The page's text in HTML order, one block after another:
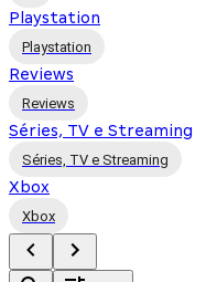
Playstation
Playstation
Reviews
Reviews
Séries, TV e Streaming
Séries, TV e Streaming
Xbox
Xbox